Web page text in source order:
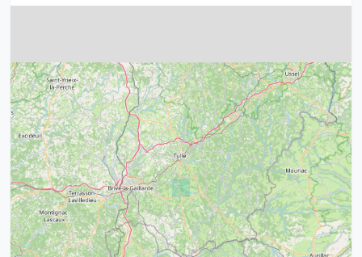
4
15
21
14
32
39
52 68
43